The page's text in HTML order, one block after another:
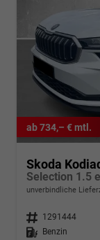
ab 734,– € mtl.
Skoda
Selection 1.5
unverbindliche
Fahrzeugnr. 1291444
Kraftstoff
Benzin